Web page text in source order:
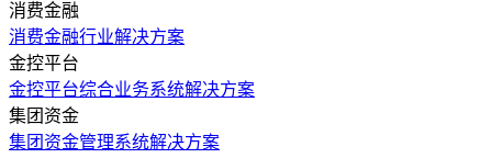
消费金融
消费金融行业解决方案
金控平台
金控平台综合业务系统解决方案
集团资金
集团资金管理系统解决方案